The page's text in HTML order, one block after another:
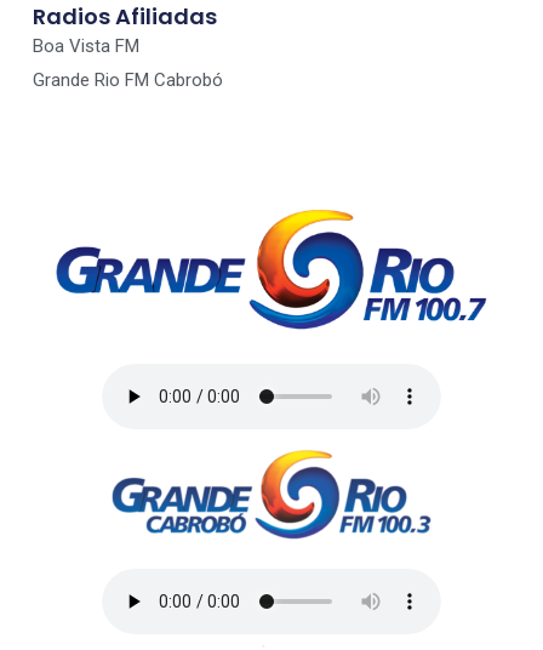
Radios Afiliadas
Boa Vista FM
Grande Rio FM Cabrobó